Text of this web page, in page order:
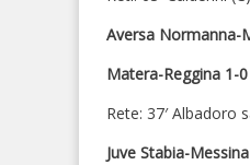
Aversa Normanna-
Matera-Reggina 1-0
Rete: 37′ Albadoro
Juve Stabia-